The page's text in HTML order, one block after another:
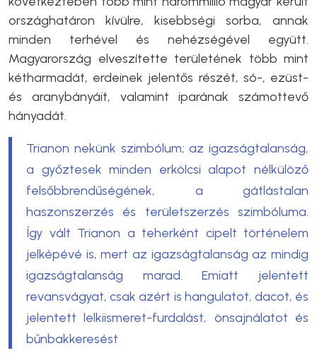
országhatáron kívülre, kisebbségi sorba, annak
minden terhével és nehézségével együtt.
Magyarország elveszítette területének több mint
kétharmadát, erdeinek jelentős részét, só-, ezüst-
és aranybányáit, valamint iparának számottevő
hányadát.
Trianon nekünk szimbólum; az igazságtalanság,
a győztesek minden erkölcsi alapot nélkülöző
felsőbbrendűségének, a gátlástalan
haszonszerzés és területszerzés szimbóluma.
Így vált Trianon a teherként cipelt történelem
jelképévé is, mert az igazságtalanság az mindig
igazságtalanság marad. Emiatt jelentett
revansvágyat, csak azért is hangulatot, dacot, és
jelentett lelkiismeret-furdalást, önsajnálatot és
bűnbakkeresést